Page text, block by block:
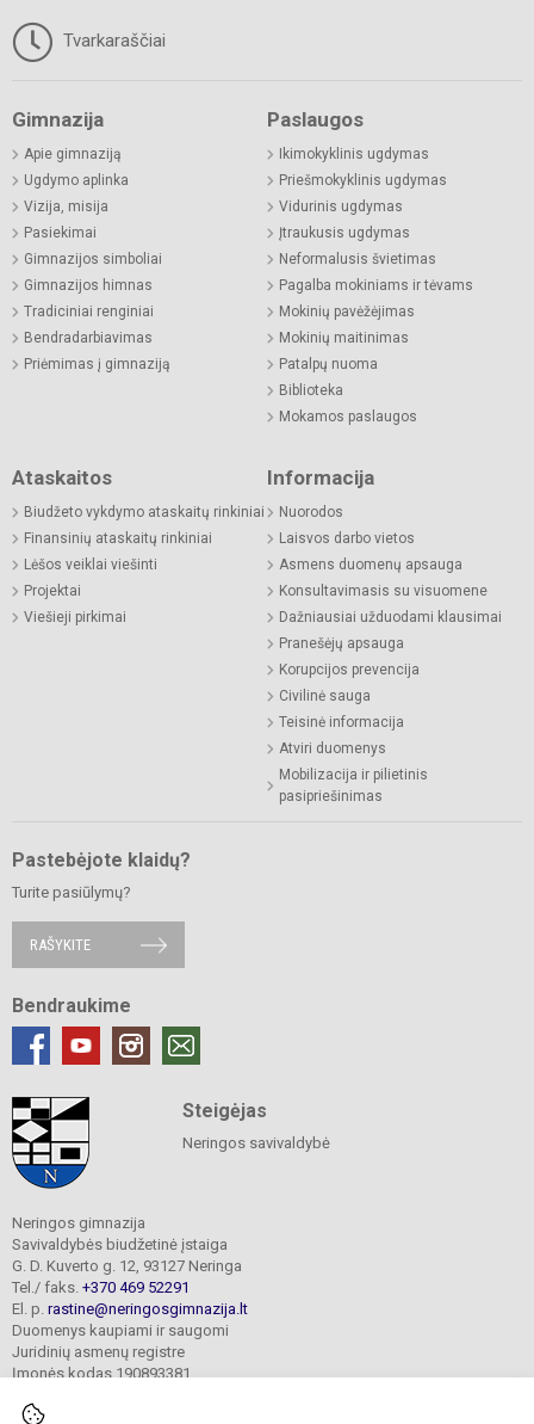
Tvarkaraščiai
Gimnazija
Apie gimnaziją
Ugdymo aplinka
Vizija, misija
Pasiekimai
Gimnazijos simboliai
Gimnazijos himnas
Tradiciniai renginiai
Bendradarbiavimas
Priėmimas į gimnaziją
Paslaugos
Ikimokyklinis ugdymas
Priešmokyklinis ugdymas
Vidurinis ugdymas
Įtraukusis ugdymas
Neformalusis švietimas
Pagalba mokiniams ir tėvams
Mokinių pavėžėjimas
Mokinių maitinimas
Patalpų nuoma
Biblioteka
Mokamos paslaugos
Ataskaitos
Biudžeto vykdymo ataskaitų rinkiniai
Finansinių ataskaitų rinkiniai
Lėšos veiklai viešinti
Projektai
Viešieji pirkimai
Informacija
Nuorodos
Laisvos darbo vietos
Asmens duomenų apsauga
Konsultavimasis su visuomene
Dažniausiai užduodami klausimai
Pranešėjų apsauga
Korupcijos prevencija
Civilinė sauga
Teisinė informacija
Atviri duomenys
Mobilizacija ir pilietinis
pasipriešinimas
Pastebėjote klaidų?
Turite pasiūlymų?
RAŠYKITE
Bendraukime
Steigėjas
Neringos savivaldybė
Neringos gimnazija
Savivaldybės biudžetinė įstaiga
G. D. Kuverto g. 12, 93127 Neringa
Tel./ faks. +370 469 52291
El. p. rastine@neringosgimnazija.lt
Duomenys kaupiami ir saugomi
Juridinių asmenų registre
Įmonės kodas 190893381